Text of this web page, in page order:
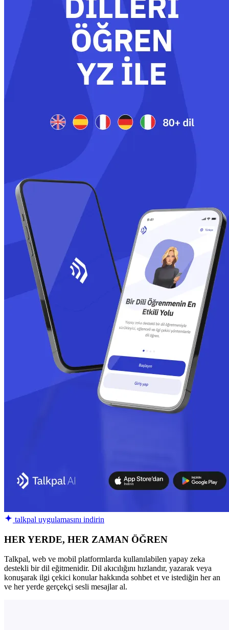
talkpal uygulamasını indirin
HER YERDE, HER ZAMAN ÖĞREN
Talkpal, web ve mobil platformlarda kullanılabilen yapay zeka
destekli bir dil eğitmenidir. Dil akıcılığını hızlandır, yazarak veya
konuşarak ilgi çekici konular hakkında sohbet et ve istediğin her an
ve her yerde gerçekçi sesli mesajlar al.